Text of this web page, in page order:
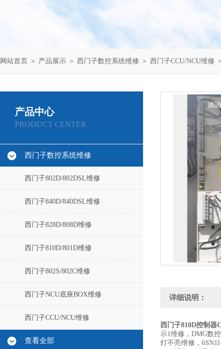
网站首页 ＞ 产品展示 ＞ 西门子数控系统维修 ＞ 西门子CCU/NCU维修
产品中心
PRODUCT CENTER
西门子数控系统维修
西门子802D/802DSL维修
西门子840D/840DSL维修
西门子828D/808D维修
西门子810D/801D维修
西门子802S/802C维修
西门子NCU底座BOX维修
西门子CCU/NCU维修
查看全部
详细说明：
西门子810D控制器
示1维修，DMG数
灯不亮维修，